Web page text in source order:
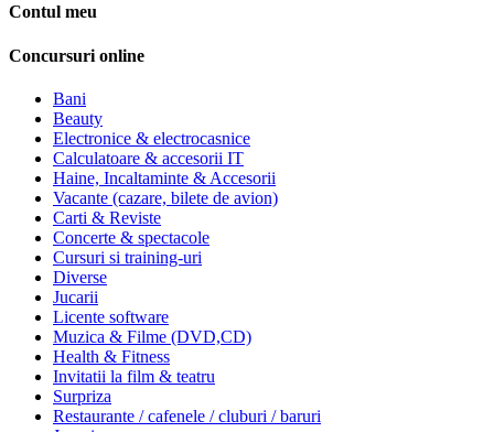
Contul meu
Concursuri online
Bani
Beauty
Electronice & electrocasnice
Calculatoare & accesorii IT
Haine, Incaltaminte & Accesorii
Vacante (cazare, bilete de avion)
Carti & Reviste
Concerte & spectacole
Cursuri si training-uri
Diverse
Jucarii
Licente software
Muzica & Filme (DVD,CD)
Health & Fitness
Invitatii la film & teatru
Surpriza
Restaurante / cafenele / cluburi / baruri